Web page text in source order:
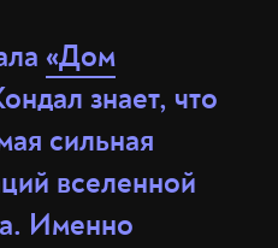
«Дом
знает, что
сильная
вселенной
Именно